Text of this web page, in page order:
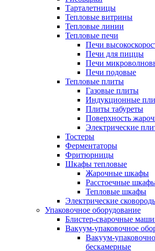
Тарталетницы
Тепловые витрины
Тепловые линии
Тепловые печи
Печи
Печи для пиццы
Печи
Печи подовые
Тепловые плиты
Газовые плиты
Индукционные
Плиты табуреты
Поверхность
Электрические
Тостеры
Ферментаторы
Фритюрницы
Шкафы тепловые
Жарочные шкафы
Расстоечные
Тепловые шкафы
Электрические
Упаковочное оборудование
Блистер-сварочные
Вакуум-упаковочное
Вакуум-
беcкамерные